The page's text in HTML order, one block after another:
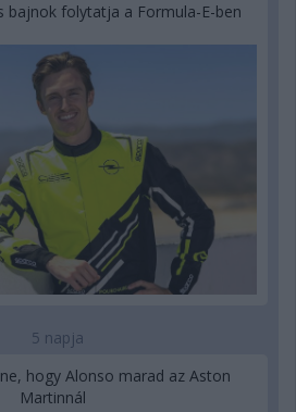
bajnok folytatja a Formula-E-ben
5 napja
hogy Alonso marad az Aston
Martinnál